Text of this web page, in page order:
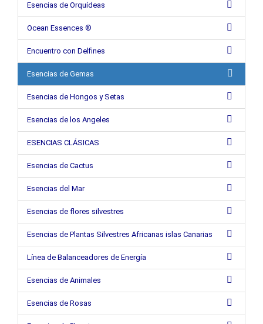
Esencias de Orquídeas
Ocean Essences ®
Encuentro con Delfines
Esencias de Gemas
Esencias de Hongos y Setas
Esencias de los Angeles
ESENCIAS CLÁSICAS
Esencias de Cactus
Esencias del Mar
Esencias de flores silvestres
Esencias de Plantas Silvestres Africanas islas Canarias
Línea de Balanceadores de Energía
Esencias de Animales
Esencias de Rosas